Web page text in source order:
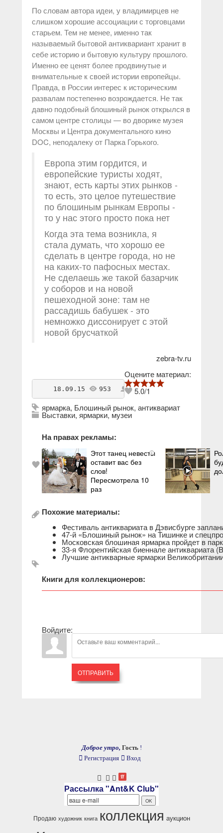
По словам автора идеи, у владимирцев не
слишком хорошие ассоциации с торговцами
старьем. Тем не менее, именно так
называемый бытовой антиквариант хранит в
себе историю и бытовую культуру прошлого.
Именно ее ценят более продвинутые и
внимательные к своей истории европейцы.
Правда, в России интерес к историческим
развалам постепенно возрождается. Не так
давно подобный блошиный рынок открылся в
самом центре столицы — во дворике музея
Москвы и Центра документального кино
DOC, неподалеку от Парка Горького.
Европа этим гордится, и
европейские туристы ходят,
знают, есть карты этих рынков -
то есть, это целое путешествие
по блошиным рынкам Европы -
то у нас этого просто пока нет
Когда эта тема возникла, я
стала думать, что хорошо ее
сделать в центре города, но не
на каких-то пафосных местах.
Не сделаешь же такой базарчик
у соборов и на новой
пешеходной зоне: там не
рассадишь бабушек - это
немножко диссонирует с этой
новой брусчаткой
zebra-tv.ru
Оцените материал:
5.0/1
    18.09.15
953 antikvarius
ярмарка, Блошиный рынок, антиквариат
Выставки, ярмарки, музеи
На правах рекламы:
i
Этот танец невесты
оставит вас без
слов!
Пересмотрела 10
раз
Похожие материалы:
Фестиваль антиквариата в Дэвисбурге
47-й «Блошиный рынок» на Тишинке и
Московская блошиная ярмарка пройдет в
33-я Флорентийская биеннале антиквариата
Лучшие антикварные ярмарки
Книги для коллекционеров:
Войдите:
ОТПРАВИТЬ
Доброе утро, Гость !
Регистрация
Вход
Рассылка "Ant&K Club"
Продаю художник книга коллекция аукцион